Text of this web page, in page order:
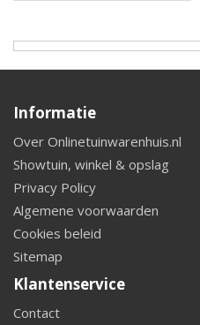
Informatie
Over Onlinetuinwarenhuis.nl
Showtuin, winkel & opslag
Privacy Policy
Algemene voorwaarden
Cookies beleid
Sitemap
Klantenservice
Contact